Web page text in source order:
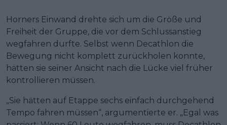
Horners Einwand drehte sich um die Größe und
Freiheit der Gruppe, die vor dem Schlussanstieg
wegfahren durfte. Selbst wenn Decathlon die
Bewegung nicht komplett zurückholen konnte,
hätten sie seiner Ansicht nach die Lücke viel früher
kontrollieren müssen.
„Sie hätten auf Etappe sechs einfach durchgehend
Tempo fahren müssen“, argumentierte er. „Egal was